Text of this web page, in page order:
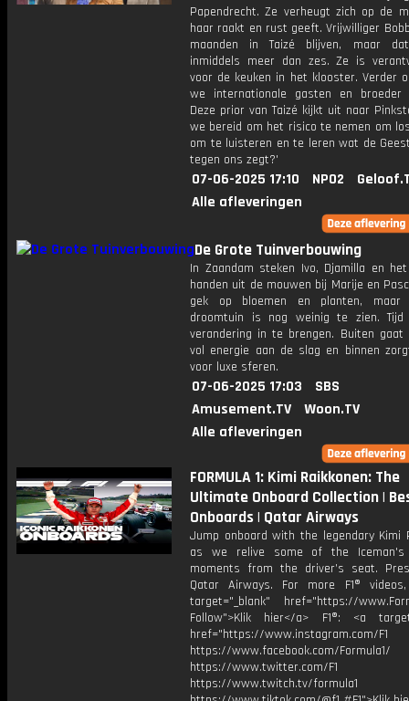
Papendrecht. Ze verheugt zich op de
haar raakt en rust geeft. Vrijwilliger
maanden in Taizé blijven, maar
inmiddels meer dan zes. Ze is
voor de keuken in het klooster. Verder
we internationale gasten en broeder
Deze prior van Taizé kijkt uit naar
we bereid om het risico te nemen om
om te luisteren en te leren wat de
tegen ons zegt?'
07-06-2025 17:10 NPO2
Alle afleveringen
De Grote Tuinverbouwing
In Zaandam steken Ivo, Djamilla en
handen uit de mouwen bij Marije en
gek op bloemen en planten, maar
droomtuin is nog weinig te zien.
verandering in te brengen. Buiten
vol energie aan de slag en binnen
voor luxe sferen.
07-06-2025 17:03
SBS
Amusement.TV
Woon.TV
Alle afleveringen
FORMULA 1: Kimi Raikkonen: The
Ultimate Onboard Collection |
Onboards | Qatar Airways
Jump onboard with the legendary Kimi
as we relive some of the Iceman's
moments from the driver’s seat.
Qatar Airways. For more F1®
target="_blank" href="https://
Follow">Klik hier</a> F1®: <a
href="https://www.instagram.com/F1
https://www.facebook.com/Formula1/
https://www.twitter.com/F1
https://www.twitch.tv/formula1